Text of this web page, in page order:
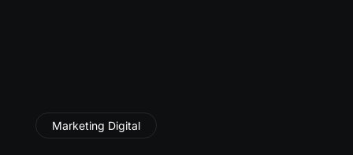
Marketing Digital